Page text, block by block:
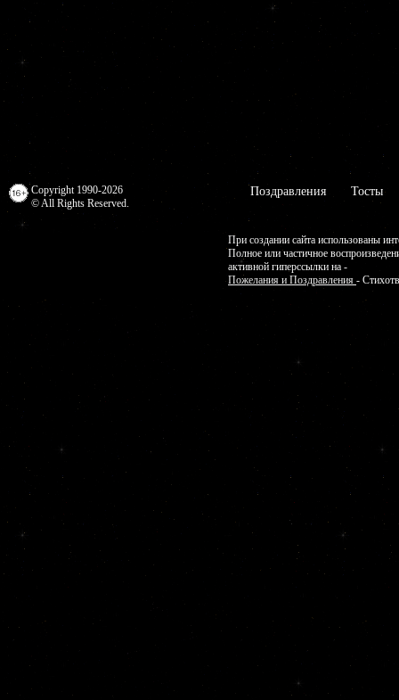
Copyright 1990-2026
© All Rights Reserved.
Поздравления Тосты
При создании сайта использованы
Полное или частичное
активной гиперссылки на -
Пожелания и Поздравления -